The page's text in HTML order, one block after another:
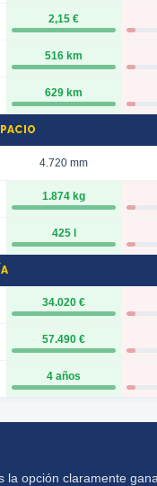
2,15 €
516 km
629 km
4.720 mm
1.874 kg
425 l
34.020 €
57.490 €
4 años
la opción claramente